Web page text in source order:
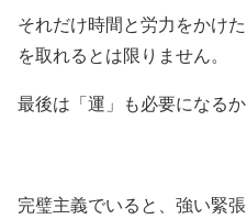
それだけ時間と労力をかけ
を取れるとは限りません。
最後は「運」も必要になるか
完璧主義でいると、強い緊張